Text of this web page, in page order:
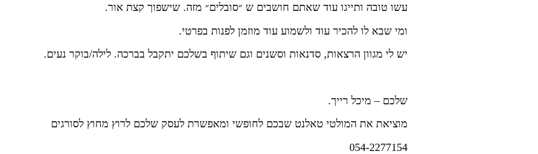
עשו טובה ותייגו עוד שאתם חושבים ש ״סובלים״ מזה. שישפוך קצת אור.
ומי שבא לו להכיר עוד ולשמוע עוד מוזמן לפנות בפרטי.
יש לי מגוון הרצאות, סדנאות וסשנים וגם שיתוף בשלכם יתקבל בברכה. לילה/בוקר נעים.
שלכם – מיכל רייך.
מוציאת את המולטי טאלנט שבכם לחופשי ומאפשרת לעסק שלכם לרוץ מחוץ לסורגים
054-2277154